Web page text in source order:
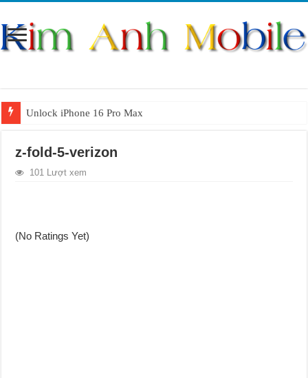
Unlock iPhone 16 Pro Max
Unlock Samsung Galaxy S26 Ultra
Unlock Motorola Razr 2025
z-fold-5-verizon
101 Lượt xem
(No Ratings Yet)